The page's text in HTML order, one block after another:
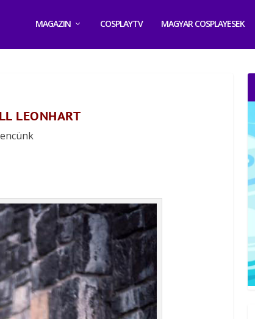
MAGAZIN COSPLAYTV MAGYAR COSPLAYESEK
LEONHART